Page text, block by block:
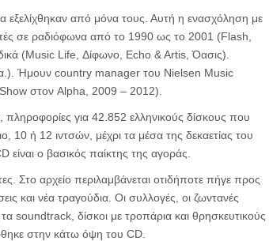
από μόνα τους. Αυτή η ενασχόληση με
σε ραδιόφωνα από το 1990 ως το 2001 (Flash,
(Music Life, Δίφωνο, Echo & Artis, Όασις).
Ήμουν country manager του Nielsen Music
στον Alpha, 2009 – 2012).
για 42.852 ελληνικούς δίσκους που
ή 12 ιντσών, μέχρι τα μέσα της δεκαετίας του
είναι ο βασικός παίκτης της αγοράς.
Στο αρχείο περιλαμβάνεται οτιδήποτε πήγε προς
και νέα τραγούδια. Οι συλλογές, οι ζωντανές
τα soundtrack, δίσκοι με τροπάρια και θρησκευτικούς
στην κάτω όψη του CD.